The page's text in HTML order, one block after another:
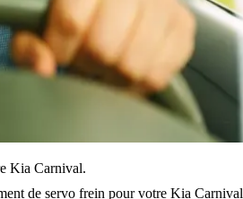
Kia Carnival.
de servo frein pour votre Kia